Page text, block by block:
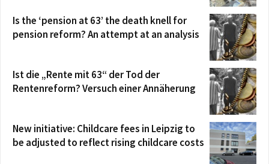
Is the ‘pension at 63’ the death knell for
pension reform? An attempt at an analysis
Ist die „Rente mit 63“ der Tod der
Rentenreform? Versuch einer Annäherung
New initiative: Childcare fees in Leipzig to
be adjusted to reflect rising childcare costs